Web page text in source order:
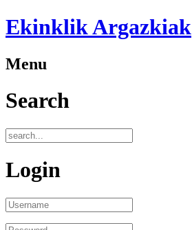
Ekinklik Argazkiak
Menu
Search
Login